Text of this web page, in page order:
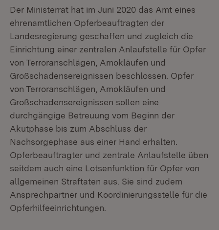
Der Ministerrat hat im Juni 2020 das Amt eines
ehrenamtlichen Opferbeauftragten der
Landesregierung geschaffen und zugleich die
Einrichtung einer zentralen Anlaufstelle für Opfer
von Terroranschlägen, Amokläufen und
Großschadensereignissen beschlossen. Opfer
von Terroranschlägen, Amokläufen und
Großschadensereignissen sollen eine
durchgängige Betreuung vom Beginn der
Akutphase bis zum Abschluss der
Nachsorgephase aus einer Hand erhalten.
Opferbeauftragter und zentrale Anlaufstelle üben
seitdem auch eine Lotsenfunktion für Opfer von
allgemeinen Straftaten aus. Sie sind zudem
Ansprechpartner und Koordinierungsstelle für die
Opferhilfeeinrichtungen.